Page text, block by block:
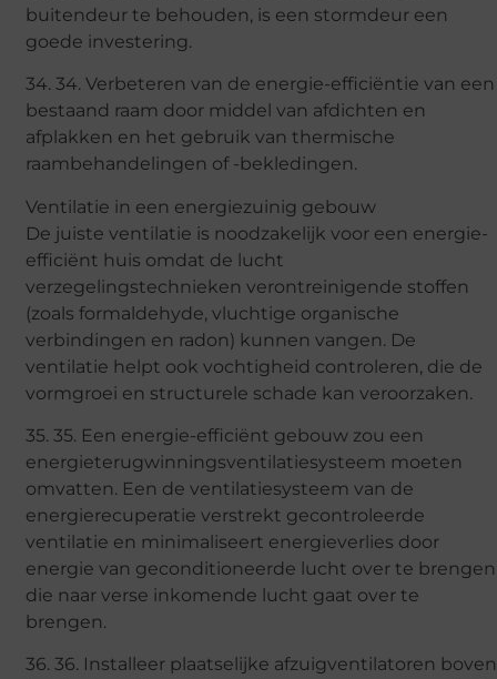
buitendeur te behouden, is een stormdeur een
goede investering.
34. 34. Verbeteren van de energie-efficiëntie van een
bestaand raam door middel van afdichten en
afplakken en het gebruik van thermische
raambehandelingen of -bekledingen.
Ventilatie in een energiezuinig gebouw
De juiste ventilatie is noodzakelijk voor een energie-
efficiënt huis omdat de lucht
verzegelingstechnieken verontreinigende stoffen
(zoals formaldehyde, vluchtige organische
verbindingen en radon) kunnen vangen. De
ventilatie helpt ook vochtigheid controleren, die de
vormgroei en structurele schade kan veroorzaken.
35. 35. Een energie-efficiënt gebouw zou een
energieterugwinningsventilatiesysteem moeten
omvatten. Een de ventilatiesysteem van de
energierecuperatie verstrekt gecontroleerde
ventilatie en minimaliseert energieverlies door
energie van geconditioneerde lucht over te brengen
die naar verse inkomende lucht gaat over te
brengen.
36. 36. Installeer plaatselijke afzuigventilatoren boven